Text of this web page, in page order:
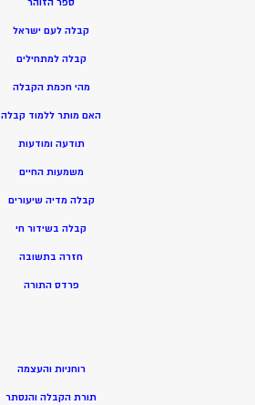
קבלה לעם ישראל
קבלה למתחילים
מהי חכמת הקבלה
האם מותר ללמוד קבלה
תודעה ומודעות
משמעות החיים
קבלה מדיה שיעורים
קבלה בשידור חי
חזרה בתשובה
פרדס התורה
רוחניות והעצמה
תורת הקבלה והנסתר